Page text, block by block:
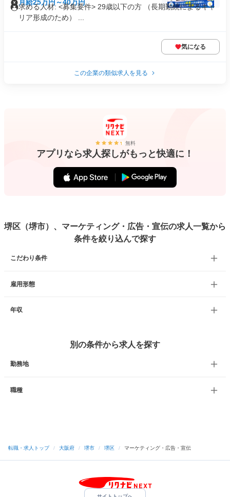
月給25万円～40万円
求める人材: <募集要件> 29歳以下の方 （長期勤続によるキャ
リア形成のため） ...
気になる
この企業の類似求人を見る
無料
アプリなら求人探しがもっと快適に！
堺区（堺市）、マーケティング・広告・宣伝の求人一覧から
条件を絞り込んで探す
こだわり条件
雇用形態
年収
別の条件から求人を探す
勤務地
職種
転職・求人トップ / 大阪府 / 堺市 / 堺区 / マーケティング・広告・宣伝